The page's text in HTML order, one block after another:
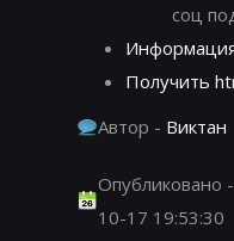
соц
Получить
Автор - Виктан
Опубликовано
10-17 19:53:30